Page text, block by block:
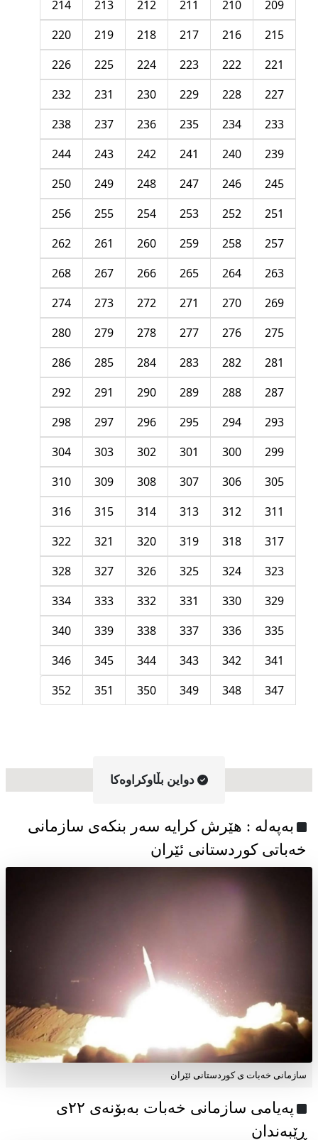
209
210
211
212
213
214
215
216
217
218
219
220
221
222
223
224
225
226
227
228
229
230
231
232
233
234
235
236
237
238
239
240
241
242
243
244
245
246
247
248
249
250
251
252
253
254
255
256
257
258
259
260
261
262
263
264
265
266
267
268
269
270
271
272
273
274
275
276
277
278
279
280
281
282
283
284
285
286
287
288
289
290
291
292
293
294
295
296
297
298
299
300
301
302
303
304
305
306
307
308
309
310
311
312
313
314
315
316
317
318
319
320
321
322
323
324
325
326
327
328
329
330
331
332
333
334
335
336
337
338
339
340
341
342
343
344
345
346
347
348
349
350
351
352
دواین بڵاوکراوه‌کا
به‌په‌له‌ : هێرش کرایە سەر بنکەی سازمانی
خەباتی کوردستانی ئێران
سازمانی خەبات ی کوردستانی ئێران
پەیامی سازمانی خەبات بەبۆنەی ۲۲ی
ڕێبەندان